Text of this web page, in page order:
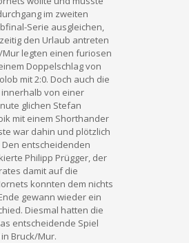
im zweiten
Serie ausgleichen,
den Urlaub antreten
Mur legten einen furiosen
Doppelschlag von
mit 2:0. Doch auch die
von einer
glichen Stefan
mit einem Shorthander
war dahin und plötzlich
entscheidenden
Philipp Prügger, der
damit auf die
konnten dem nichts
gewann wieder ein
Diesmal hatten die
entscheidende Spiel
Bruck/Mur.